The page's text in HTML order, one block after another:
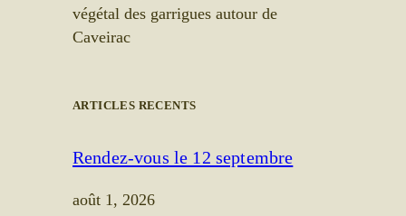
végétal des garrigues autour de
Caveirac
ARTICLES RECENTS
Rendez-vous le 12 septembre
août 1, 2026